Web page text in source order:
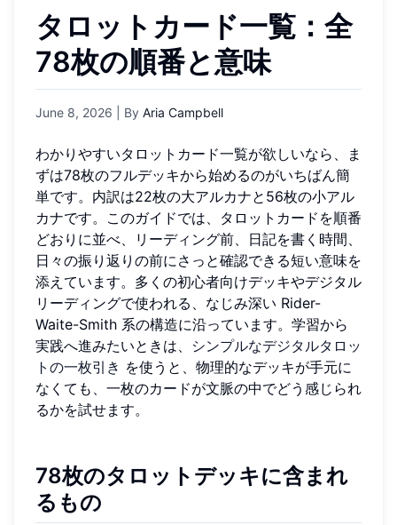
タロットカード一覧：全
78枚の順番と意味
June 8, 2026 | By Aria Campbell
わかりやすいタロットカード一覧が欲しいなら、ま
ずは78枚のフルデッキから始めるのがいちばん簡
単です。内訳は22枚の大アルカナと56枚の小アル
カナです。このガイドでは、タロットカードを順番
どおりに並べ、リーディング前、日記を書く時間、
日々の振り返りの前にさっと確認できる短い意味を
添えています。多くの初心者向けデッキやデジタル
リーディングで使われる、なじみ深い Rider-
Waite-Smith 系の構造に沿っています。学習から
実践へ進みたいときは、 シンプルなデジタルタロッ
トの一枚引き を使うと、物理的なデッキが手元に
なくても、一枚のカードが文脈の中でどう感じられ
るかを試せます。
78枚のタロットデッキに含まれ
るもの